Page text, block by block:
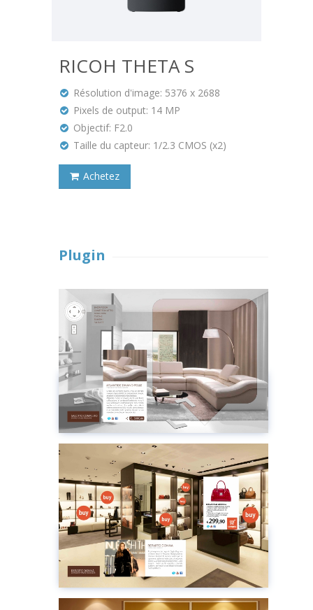
RICOH THETA S
Résolution d'image: 5376 x 2688
Pixels de output: 14 MP
Objectif: F2.0
Taille du capteur: 1/2.3 CMOS (x2)
Achetez
Plugin
Zones d'Intérêt
Plugin
Regarder
Points d'Intérêt
Plugin
Regarder